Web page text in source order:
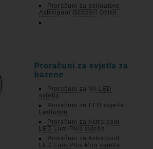
Proračuni za solinatore
Astralpool Odaberi Očisti
Proračuni za svjetla za
bazene
Proračuni za VA LED
svjetla
Proračuni za LED svjetla
Ledlumin
Proračuni za Astralpool
LED LumiPlus svjetla
Proračuni za Astralpool
LED LumiPlus Mini svjetla